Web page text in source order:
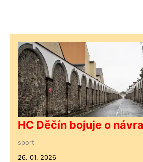
HC Děčín bojuje o
sport
26. 01. 2026